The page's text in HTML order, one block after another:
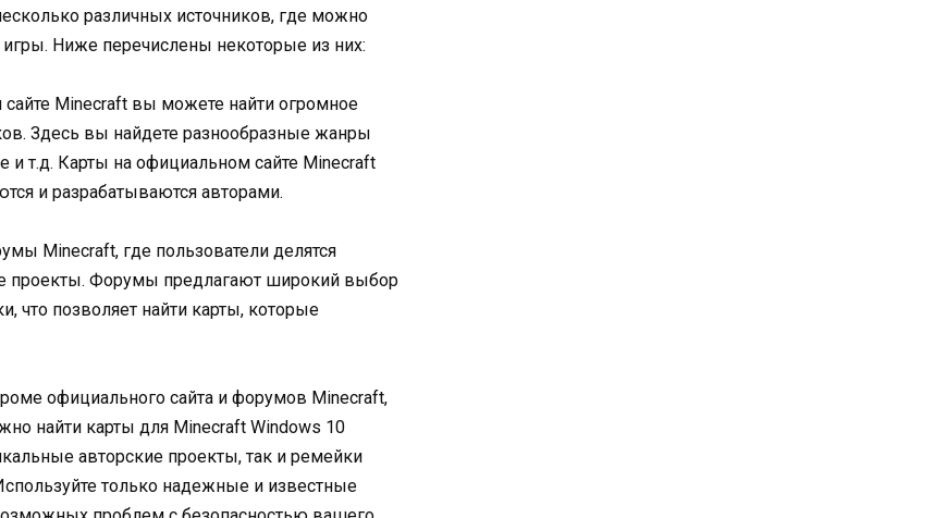
различных источников, где можно
Ниже перечислены некоторые из них:
Minecraft вы можете найти огромное
Здесь вы найдете разнообразные жанры
и т.д. Карты на официальном сайте Minecraft
и разрабатываются авторами.
Minecraft, где пользователи делятся
проекты. Форумы предлагают широкий выбор
что позволяет найти карты, которые
официального сайта и форумов Minecraft,
найти карты для Minecraft Windows 10
авторские проекты, так и ремейки
только надежные и известные